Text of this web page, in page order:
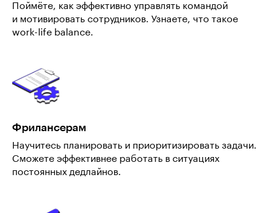
Поймёте, как эффективно управлять командой
и мотивировать сотрудников. Узнаете, что такое
work-life balance.
Фрилансерам
Научитесь планировать и приоритизировать задачи.
Сможете эффективнее работать в ситуациях
постоянных дедлайнов.